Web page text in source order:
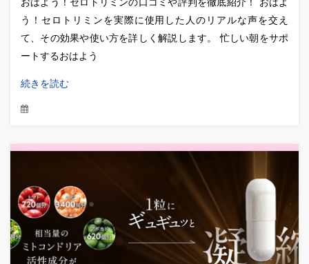
おはよう！セロトリミンの口コミや評判を徹底紹介！ おはよ
う！セロトリミンを実際に使用した人のリアルな声を交え
て、その効果や使い方を詳しく解説します。 忙しい朝をサポ
ートするおはよう
続きを読む